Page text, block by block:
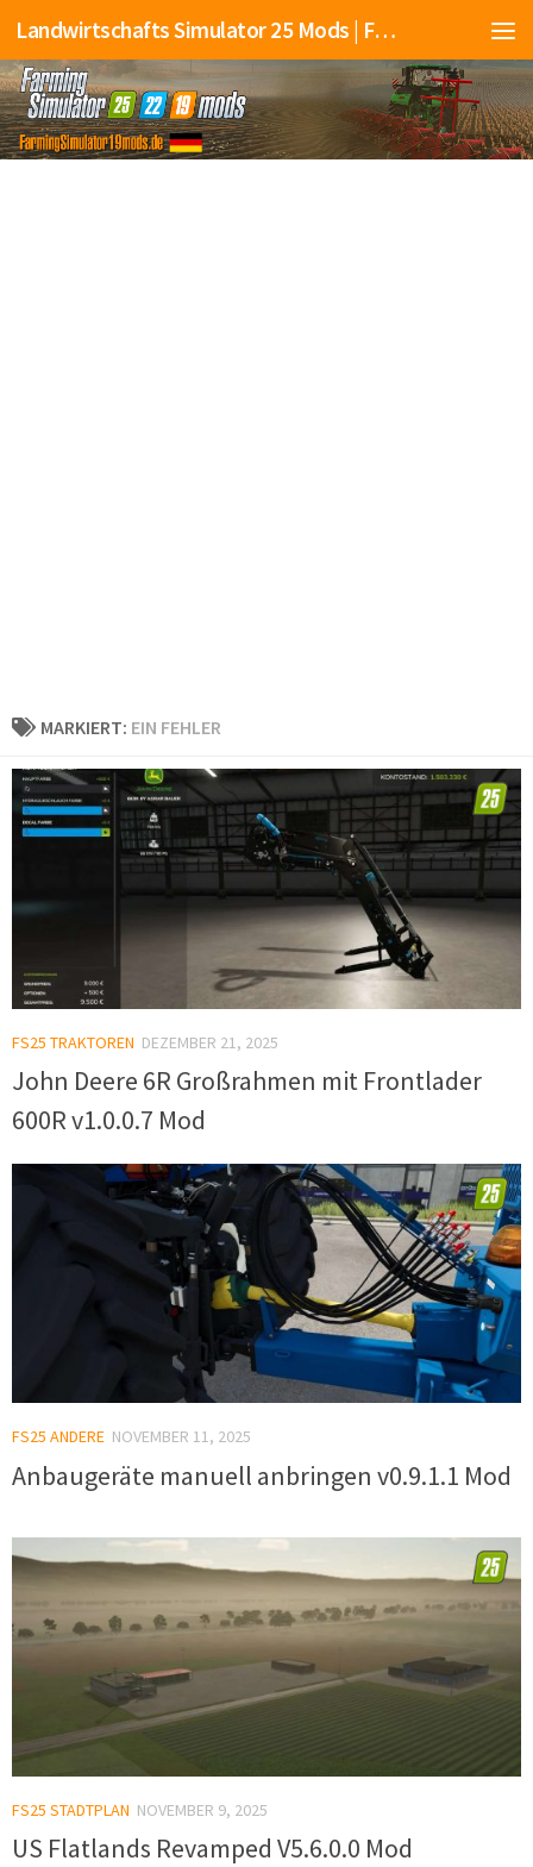
Landwirtschafts Simulator 25 Mods | Farming Simulator 25 Mods | FS25 Mods
MARKIERT: EIN FEHLER
FS25 TRAKTOREN DEZEMBER 21, 2025
John Deere 6R Großrahmen mit Frontlader
600R v1.0.0.7 Mod
FS25 ANDERE NOVEMBER 11, 2025
Anbaugeräte manuell anbringen v0.9.1.1 Mod
FS25 STADTPLAN NOVEMBER 9, 2025
US Flatlands Revamped V5.6.0.0 Mod